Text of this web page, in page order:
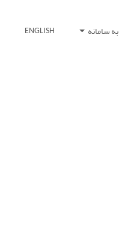
سامانه ENGLISH